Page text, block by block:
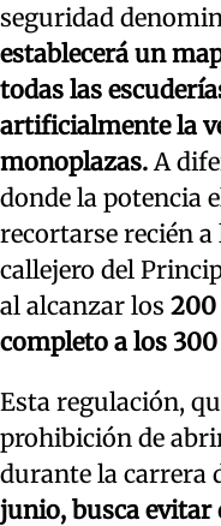
seguridad
establecerá un
todas las
artificialmente la
monoplazas. A
donde la potencia
recortarse recién
callejero del
al alcanzar los 200
completo a los
Esta regulación,
prohibición de
durante la carrera
junio, busca